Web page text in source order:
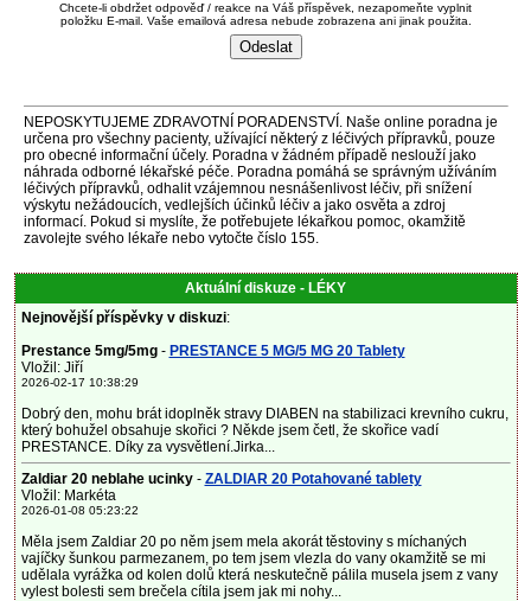
Chcete-li obdržet odpověď / reakce na Váš příspěvek, nezapomeňte vyplnit
položku E-mail. Vaše emailová adresa nebude zobrazena ani jinak použita.
NEPOSKYTUJEME ZDRAVOTNÍ PORADENSTVÍ. Naše online poradna je
určena pro všechny pacienty, užívající některý z léčivých přípravků, pouze
pro obecné informační účely. Poradna v žádném případě neslouží jako
náhrada odborné lékařské péče. Poradna pomáhá se správným užíváním
léčivých přípravků, odhalit vzájemnou nesnášenlivost léčiv, při snížení
výskytu nežádoucích, vedlejších účinků léčiv a jako osvěta a zdroj
informací. Pokud si myslíte, že potřebujete lékařkou pomoc, okamžitě
zavolejte svého lékaře nebo vytočte číslo 155.
Aktuální diskuze - LÉKY
Nejnovější příspěvky v diskuzi:
Prestance 5mg/5mg- PRESTANCE 5 MG/5 MG 20 Tablety
Vložil: Jiří
2026-02-17 10:38:29
Dobrý den, mohu brát idoplněk stravy DIABEN na stabilizaci krevního cukru,
který bohužel obsahuje skořici ? Někde jsem četl, že skořice vadí
PRESTANCE. Díky za vysvětlení.Jirka...
Zaldiar 20 neblahe ucinky- ZALDIAR 20 Potahované tablety
Vložil: Markéta
2026-01-08 05:23:22
Měla jsem Zaldiar 20 po něm jsem mela akorát těstoviny s míchaných
vajíčky šunkou parmezanem, po tem jsem vlezla do vany okamžitě se mi
udělala vyrážka od kolen dolů která neskutečně pálila musela jsem z vany
vylest bolesti sem brečela cítila jsem jak mi nohy...